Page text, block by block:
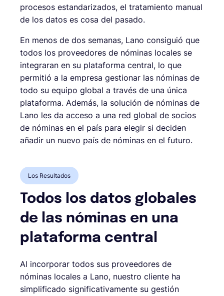
procesos estandarizados, el tratamiento manual
de los datos es cosa del pasado.
En menos de dos semanas, Lano consiguió que
todos los proveedores de nóminas locales se
integraran en su plataforma central, lo que
permitió a la empresa gestionar las nóminas de
todo su equipo global a través de una única
plataforma. Además, la solución de nóminas de
Lano les da acceso a una red global de socios
de nóminas en el país para elegir si deciden
añadir un nuevo país de nóminas en el futuro.
Los Resultados
Todos los datos globales
de las nóminas en una
plataforma central
Al incorporar todos sus proveedores de
nóminas locales a Lano, nuestro cliente ha
simplificado significativamente su gestión